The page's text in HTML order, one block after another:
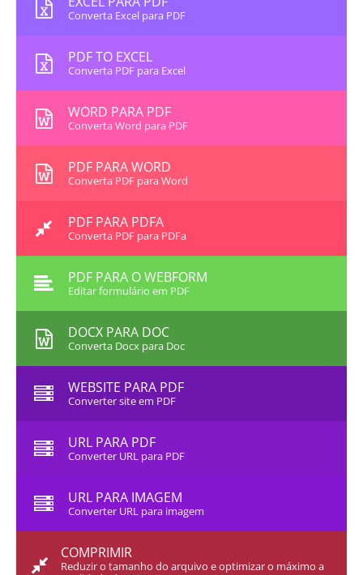
Converta Excel para PDF
PDF TO EXCEL
Converta PDF para Excel
WORD PARA PDF
Converta Word para PDF
PDF PARA WORD
Converta PDF para Word
PDF PARA PDFA
Converta PDF para PDFa
PDF PARA O WEBFORM
Editar formulário em PDF
DOCX PARA DOC
Converta Docx para Doc
WEBSITE PARA PDF
Converter site em PDF
URL PARA PDF
Converter URL para PDF
URL PARA IMAGEM
Converter URL para imagem
COMPRIMIR
Reduzir o tamanho do arquivo e optimizar o máximo a